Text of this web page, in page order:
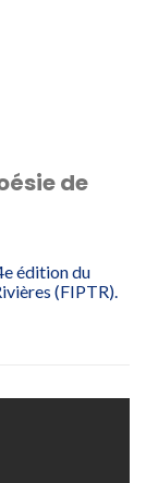
de
édition du
(FIPTR).